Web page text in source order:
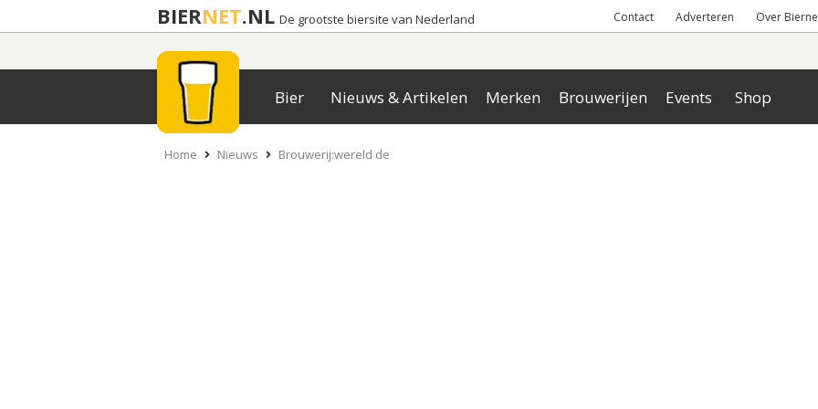
BIERNET.NL De grootste biersite van Nederland Contact Adverteren Over
Bier Nieuws & Artikelen Merken Brouwerijen Events Shop
Home Nieuws Brouwerij:wereld de